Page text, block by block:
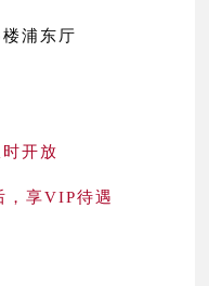
浦东厅
开放
，享VIP待遇